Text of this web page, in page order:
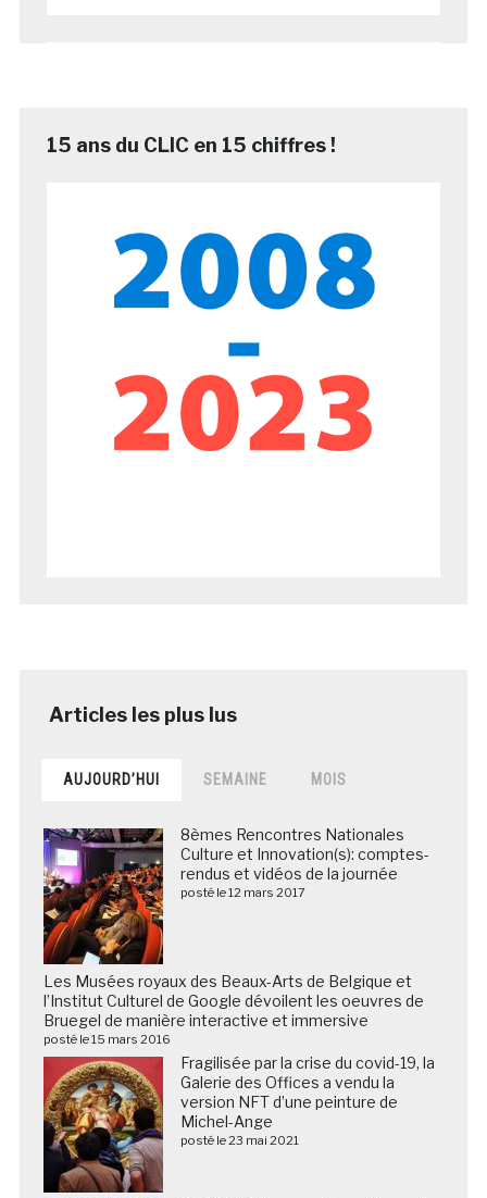
15 ans du CLIC en 15 chiffres !
AUJOURD’HUI SEMAINE MOIS
8èmes Rencontres Nationales
Culture et Innovation(s): comptes-
rendus et vidéos de la journée
posté le 12 mars 2017
Les Musées royaux des Beaux-Arts de Belgique et
l’Institut Culturel de Google dévoilent les oeuvres de
Bruegel de manière interactive et immersive
posté le 15 mars 2016
Fragilisée par la crise du covid-19, la
Galerie des Offices a vendu la
version NFT d’une peinture de
Michel-Ange
posté le 23 mai 2021